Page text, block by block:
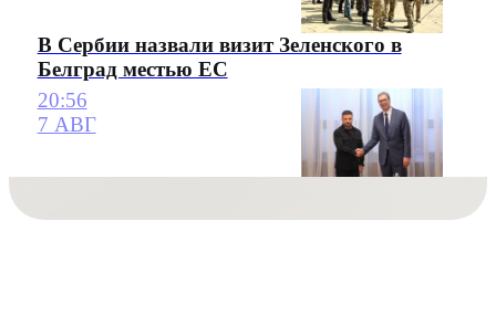
В Сербии назвали визит Зеленского в
Белград местью ЕС
20:56
7 АВГ